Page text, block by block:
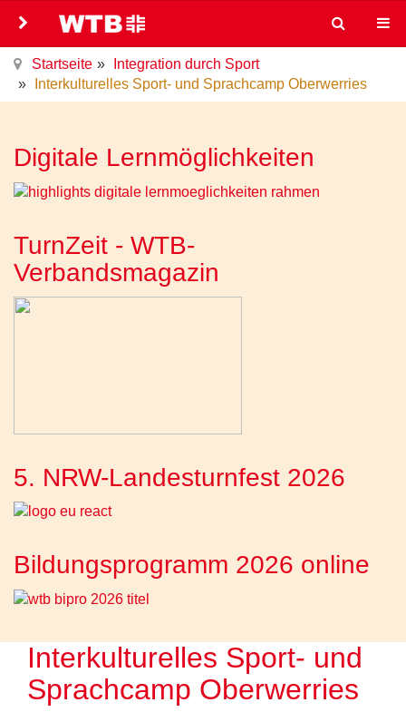
Startseite
Integration durch Sport
Interkulturelles Sport- und Sprachcamp Oberwerries
Digitale Lernmöglichkeiten
TurnZeit - WTB-
Verbandsmagazin
5. NRW-Landesturnfest 2026
Bildungsprogramm 2026 online
Interkulturelles Sport- und
Sprachcamp Oberwerries